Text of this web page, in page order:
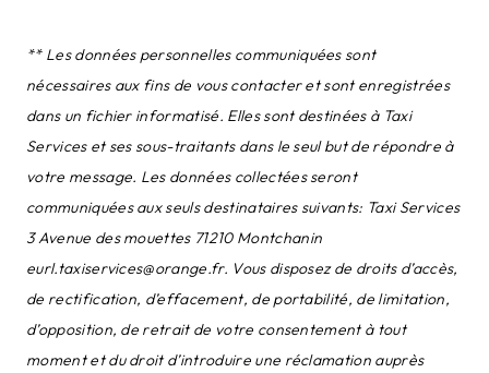
** Les données personnelles communiquées sont
nécessaires aux fins de vous contacter et sont enregistrées
dans un fichier informatisé. Elles sont destinées à Taxi
Services et ses sous-traitants dans le seul but de répondre à
votre message. Les données collectées seront
communiquées aux seuls destinataires suivants: Taxi Services
3 Avenue des mouettes 71210 Montchanin
eurl.taxiservices@orange.fr. Vous disposez de droits d’accès,
de rectification, d’effacement, de portabilité, de limitation,
d’opposition, de retrait de votre consentement à tout
moment et du droit d’introduire une réclamation auprès